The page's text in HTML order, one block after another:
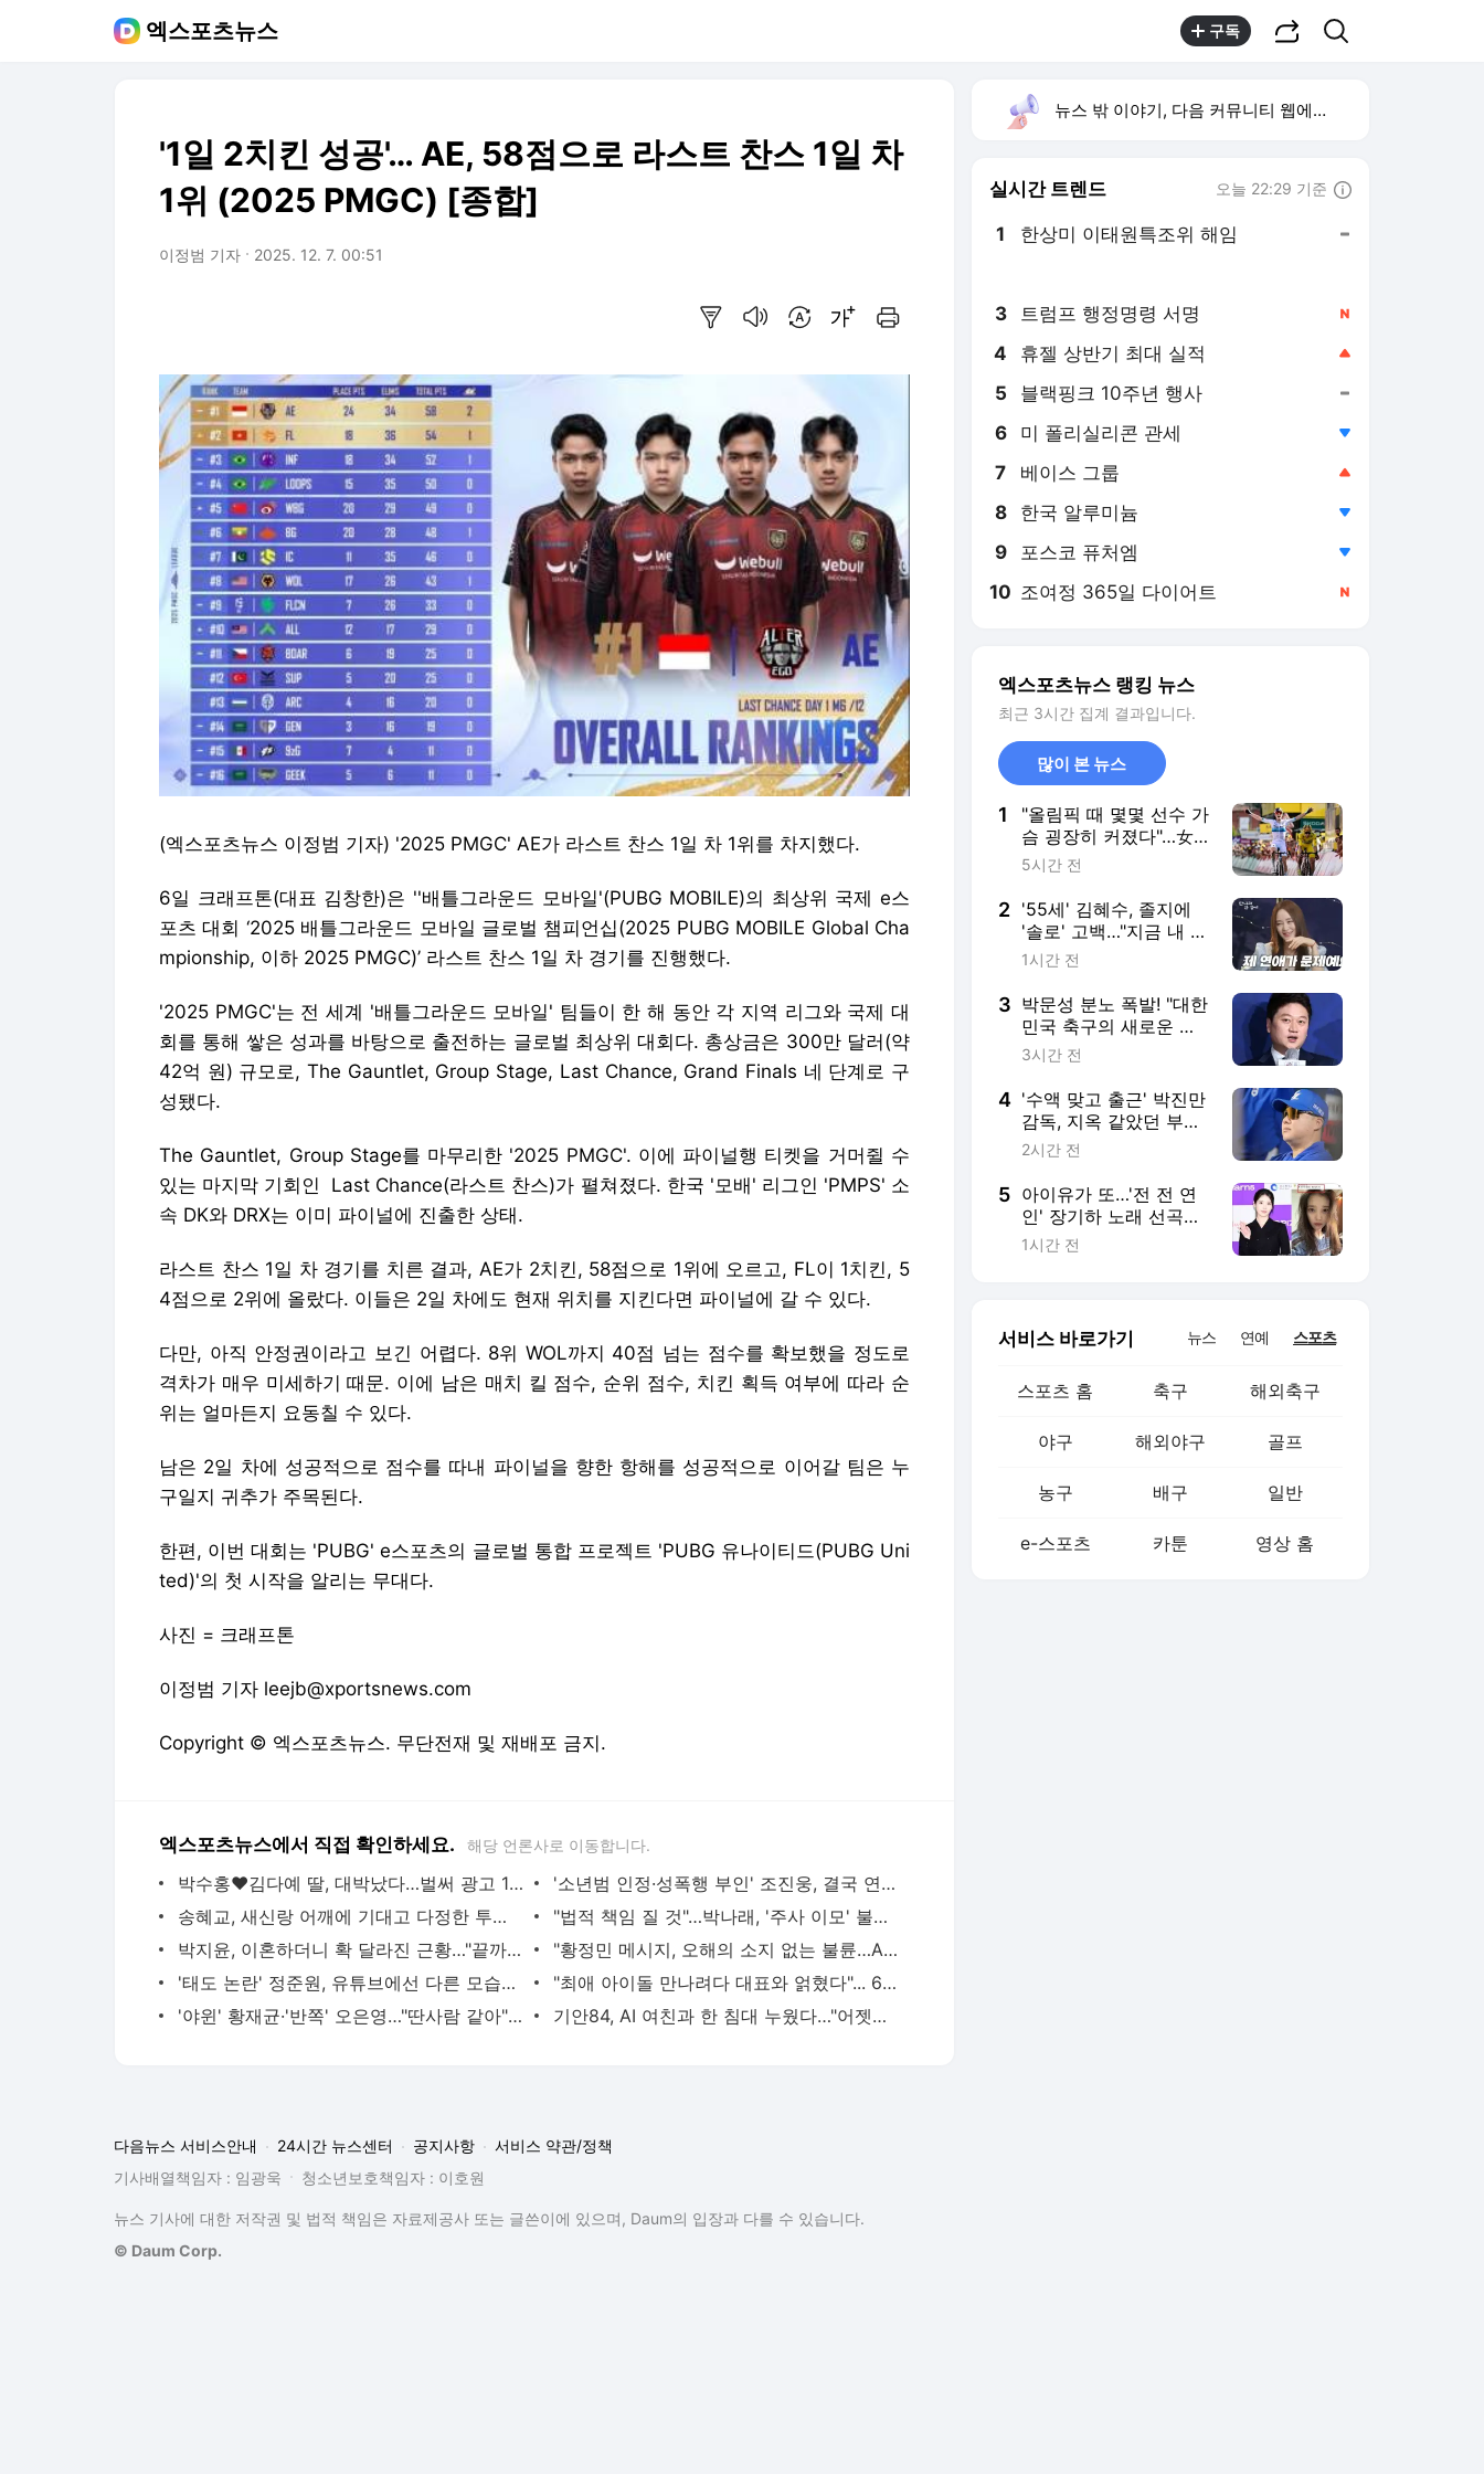
엑스포츠뉴스 구독
'1일 2치킨 성공'… AE, 58점으로 라스트 찬스 1일 차
1위 (2025 PMGC) [종합]
이정범 기자 2025. 12. 7. 00:51
(엑스포츠뉴스 이정범 기자) '2025 PMGC' AE가 라스트 찬스 1일 차 1위를 차지했다.
6일 크래프톤(대표 김창한)은 ''배틀그라운드 모바일'(PUBG MOBILE)의 최상위 국제 e스
포츠 대회 ‘2025 배틀그라운드 모바일 글로벌 챔피언십(2025 PUBG MOBILE Global Cha
mpionship, 이하 2025 PMGC)’ 라스트 찬스 1일 차 경기를 진행했다.
'2025 PMGC'는 전 세계 '배틀그라운드 모바일' 팀들이 한 해 동안 각 지역 리그와 국제 대
회를 통해 쌓은 성과를 바탕으로 출전하는 글로벌 최상위 대회다. 총상금은 300만 달러(약
42억 원) 규모로, The Gauntlet, Group Stage, Last Chance, Grand Finals 네 단계로 구
성됐다.
The Gauntlet, Group Stage를 마무리한 '2025 PMGC'. 이에 파이널행 티켓을 거머쥘 수
있는 마지막 기회인 Last Chance(라스트 찬스)가 펼쳐졌다. 한국 '모배' 리그인 'PMPS' 소
속 DK와 DRX는 이미 파이널에 진출한 상태.
라스트 찬스 1일 차 경기를 치른 결과, AE가 2치킨, 58점으로 1위에 오르고, FL이 1치킨, 5
4점으로 2위에 올랐다. 이들은 2일 차에도 현재 위치를 지킨다면 파이널에 갈 수 있다.
다만, 아직 안정권이라고 보긴 어렵다. 8위 WOL까지 40점 넘는 점수를 확보했을 정도로
격차가 매우 미세하기 때문. 이에 남은 매치 킬 점수, 순위 점수, 치킨 획득 여부에 따라 순
위는 얼마든지 요동칠 수 있다.
남은 2일 차에 성공적으로 점수를 따내 파이널을 향한 항해를 성공적으로 이어갈 팀은 누
구일지 귀추가 주목된다.
한편, 이번 대회는 'PUBG' e스포츠의 글로벌 통합 프로젝트 'PUBG 유나이티드(PUBG Uni
ted)'의 첫 시작을 알리는 무대다.
사진 = 크래프톤
이정범 기자 leejb@xportsnews.com
Copyright © 엑스포츠뉴스. 무단전재 및 재배포 금지.
엑스포츠뉴스에서 직접 확인하세요. 해당 언론사로 이동합니다.
박수홍♥김다예 딸, 대박났다…벌써 광고 17개 "내돈내산 차 뽑았다"
'소년범 인정·성폭행 부인' 조진웅, 결국 연예계 은퇴 선언
송혜교, 새신랑 어깨에 기대고 다정한 투샷…"축하 자리"
"법적 책임 질 것"…박나래, '주사 이모' 불법 의료행위 의혹 반박
박지윤, 이혼하더니 확 달라진 근황…"끝까지 가보겠다"
"황정민 메시지, 오해의 소지 없는 불륜…A씨는 스토킹" 현직 변호사 해석 [엑's 이슈]
'태도 논란' 정준원, 유튜브에선 다른 모습…"난 안 되는 놈인가 생각" [엑's 이슈]
"최애 아이돌 만나려다 대표와 얽혔다"... 6억뷰 웹툰 원작 '최애의 사원'
'야윈' 황재균·'반쪽' 오은영…"딴사람 같아" 측근도 놀란 감량법 뭐길래 [엑's 이슈]
기안84, AI 여친과 한 침대 누웠다…"어젯밤 어땠어?" (기이안 연애)
뉴스 밖 이야기, 다음 커뮤니티 웹에서 보기
실시간 트렌드 오늘 22:29 기준
1 한상미 이태원특조위 해임
3 트럼프 행정명령 서명
4 휴젤 상반기 최대 실적
5 블랙핑크 10주년 행사
6 미 폴리실리콘 관세
7 베이스 그룹
8 한국 알루미늄
9 포스코 퓨처엠
10 조여정 365일 다이어트
엑스포츠뉴스 랭킹 뉴스
최근 3시간 집계 결과입니다.
많이 본 뉴스
1
"올림픽 때 몇몇 선수 가
슴 굉장히 커졌다"…女
사이클 '가슴 게이트' 일
이버시와 규정 사이 한
계 이익 추구"
5시간 전
2 '55세' 김혜수, 졸지에
'솔로' 고백…"지금 내 연
애가 문제" 동료들도 깜
1시간 전
3 박문성 분노 폭발! "대한
민국 축구의 새로운 헬
게이트"…축구협회 심판
"이거 국제 문제로 비화
될 수 있어"
3시간 전
4 '수액 맞고 출근' 박진만
감독, 지옥 같았던 부산
원정 후유증 여전…"속
[대구 현장]
2시간 전
5 아이유가 또…'전 전 연
인' 장기하 노래 선곡이
부른 파장 [엑's 이슈]
1시간 전
서비스 바로가기 뉴스 연예 스포츠
스포츠 홈 축구 해외축구
야구 해외야구 골프
농구 배구 일반
e-스포츠 카툰 영상 홈
다음뉴스 서비스안내 24시간 뉴스센터 공지사항
서비스 약관/정책
기사배열책임자 : 임광욱
청소년보호책임자 : 이호원
뉴스 기사에 대한 저작권 및 법적 책임은 자료제공사 또는 글쓴이에 있으며, Daum의 입장과 다를 수 있습니다.
© Daum Corp.